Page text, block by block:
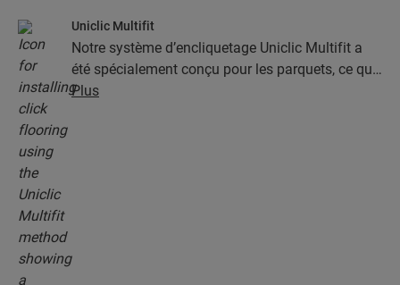
Uniclic Multifit
Notre système d’encliquetage Uniclic Multifit a
été spécialement conçu pour les parquets, ce qui
les rend rapides et faciles à poser.
Plus